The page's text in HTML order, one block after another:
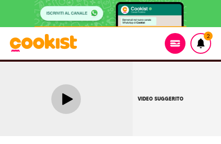
2
VIDEO SUGGERITO